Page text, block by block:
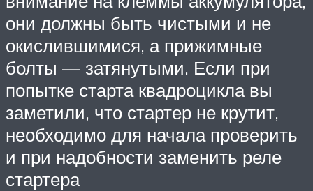
они должны быть чистыми и не
окислившимися, а прижимные
болты — затянутыми. Если при
попытке старта квадроцикла вы
заметили, что стартер не крутит,
необходимо для начала проверить
и при надобности заменить реле
стартера